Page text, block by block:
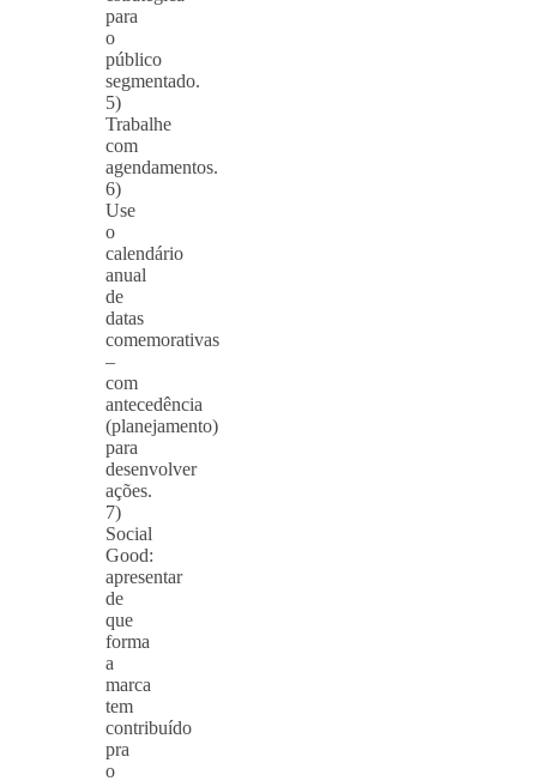
para
o
público
segmentado.
5)
Trabalhe
com
agendamentos.
6)
Use
o
calendário
anual
de
datas
comemorativas
–
com
antecedência
(planejamento)
para
desenvolver
ações.
7)
Social
Good:
apresentar
de
que
forma
a
marca
tem
contribuído
pra
o